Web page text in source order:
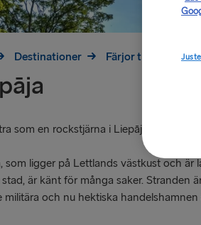
Destinationer Färjor till Lettland
som en rockstjärna i Liepāja!
som ligger på Lettlands västkust och är
är känt för många saker. Stranden
militära och nu hektiska handelshamnen